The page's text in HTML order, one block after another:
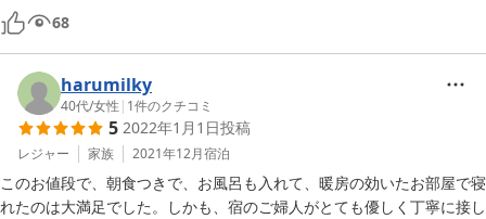
個人的にこういう宿は大好きなので、泊まってよかったです。
経営者の女性も素晴らしく親切でした。ありがとうございました。
68
harumilky
40代/女性 | 1件のクチコミ
5 2022年1月1日投稿
レジャー 家族 2021年12月宿泊
このお値段で、朝食つきで、お風呂も入れて、暖房の効いたお部屋で寝
れたのは大満足でした。しかも、宿のご婦人がとても優しく丁寧に接し